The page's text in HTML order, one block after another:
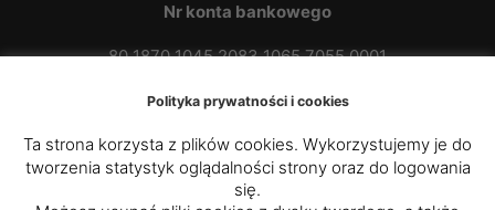
Nr konta bankowego
80 1870 1045 2083 1065 7055 0001
Polityka prywatności i cookies
Ta strona korzysta z plików cookies. Wykorzystujemy je do
tworzenia statystyk oglądalności strony oraz do logowania
się.